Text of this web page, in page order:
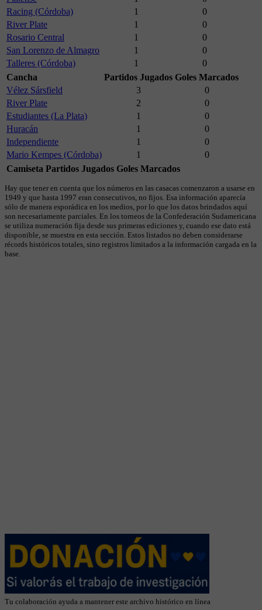
Racing (Córdoba)
1
0
River Plate
1
0
Rosario Central
1
0
San Lorenzo de Almagro
1
0
Talleres (Córdoba)
1
0
Cancha
Partidos Jugados Goles Marcados
Vélez Sársfield
3
0
River Plate
2
0
Estudiantes (La Plata)
1
0
Huracán
1
0
Independiente
1
0
Mario Kempes (Córdoba)
1
0
Camiseta Partidos Jugados Goles Marcados
Hay que tener en cuenta que los números en las casacas comenzaron a usarse en
1949 y que hasta 1997 eran consecutivos, no fijos. Esa información aparecía
sólo de manera esporádica en los medios, por lo que los datos brindados aquí
son necesariamente parciales. En los torneos de la Confederación Sudamericana
se utiliza numeración fija desde sus primeras ediciones y, cuando ese dato está
disponible, se muestra en esta sección. Estos listados no deben considerarse
récords históricos totales, sino registros limitados a la información cargada en la
base.
Tu colaboración ayuda a mantener este archivo histórico en línea